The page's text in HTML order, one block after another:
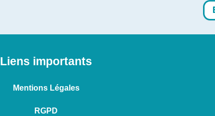
Liens importants
Mentions Légales
RGPD